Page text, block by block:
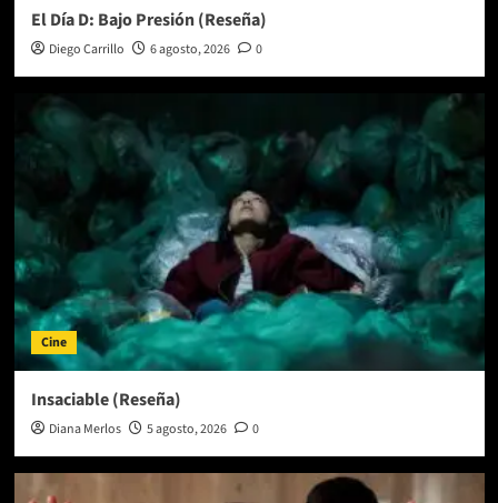
El Día D: Bajo Presión (Reseña)
Diego Carrillo 6 agosto, 2026 0
Cine
Insaciable (Reseña)
Diana Merlos 5 agosto, 2026 0